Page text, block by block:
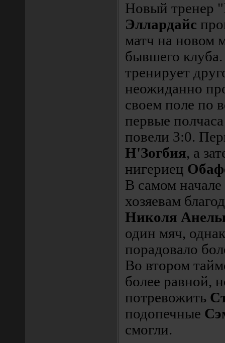
Новый тренер
Эллардайс
матч на новом
бывшего
тренирует
неожиданно
своем поле по
первые
повели 3:0.
Н'Зогбия, а
нигериец
В самом начале
хозяевам
Николя
один мяч,
порадовало
Во втором
более равной,
потревожить
подопечные
смогли.